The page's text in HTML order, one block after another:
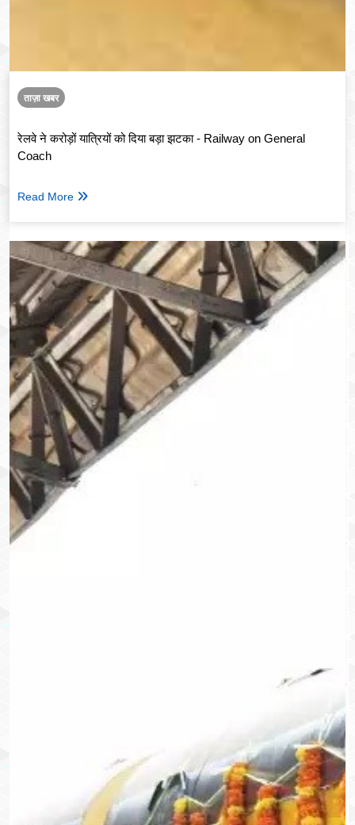
ताज़ा खबर
रेलवे ने करोड़ों यात्रियों को दिया बड़ा झटका - Railway on General
Coach
Read More